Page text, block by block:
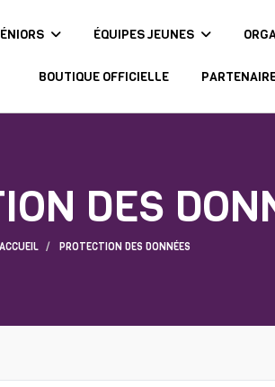
ÉQUIPES JEUNES
BOUTIQUE OFFICIELLE
DES
ACCUEIL PROTECTION DES DONNÉES